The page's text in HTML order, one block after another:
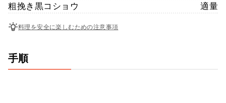
粗挽き黒コショウ
適量
料理を安全に楽しむための注意事項
手順